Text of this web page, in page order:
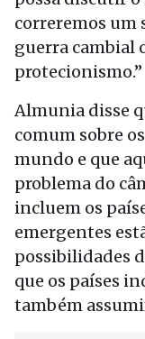
correremos um
guerra cambial
protecionismo.”
Almunia disse
comum sobre
mundo e que
problema do
incluem os
emergentes
possibilidades
que os países
também